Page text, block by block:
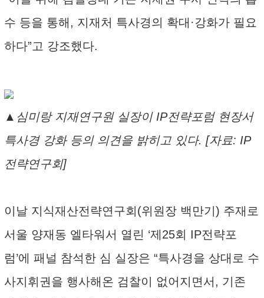
수 등을 통해, 지재처 특사경의 확대·강화가 필요
하다”고 강조했다.
▲심미랑 지재연구원 실장이 IP전략포럼 현장서
특사경 강화 등의 의견을 밝히고 있다. [자료: IP
전략연구회]
이날 지식재산전략연구회(위원장 백만기) 주재로
서울 양재동 엘타워서 열린 ‘제25회 IP전략포
럼’에 패널 참석한 심 실장은 “특사경을 상대로 수
사지휘권을 행사해온 검찰이 없어지면서, 기존